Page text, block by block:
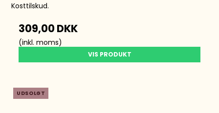
Kosttilskud.
309,00 DKK
(inkl. moms)
VIS PRODUKT
UDSOLGT